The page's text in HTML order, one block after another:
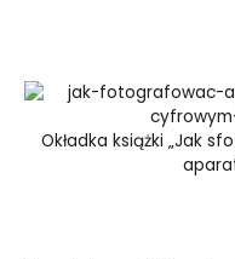
Okładka książki „Jak